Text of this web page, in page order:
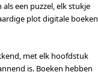
een puzzel, elk stukje
plot digitale boeken
met elk hoofdstuk
is. Boeken hebben